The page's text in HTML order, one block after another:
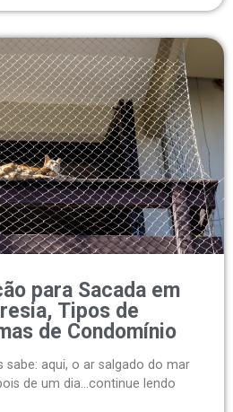
para Sacada em
Tipos de
de Condomínio
aqui, o ar salgado do mar
de um dia...continue lendo